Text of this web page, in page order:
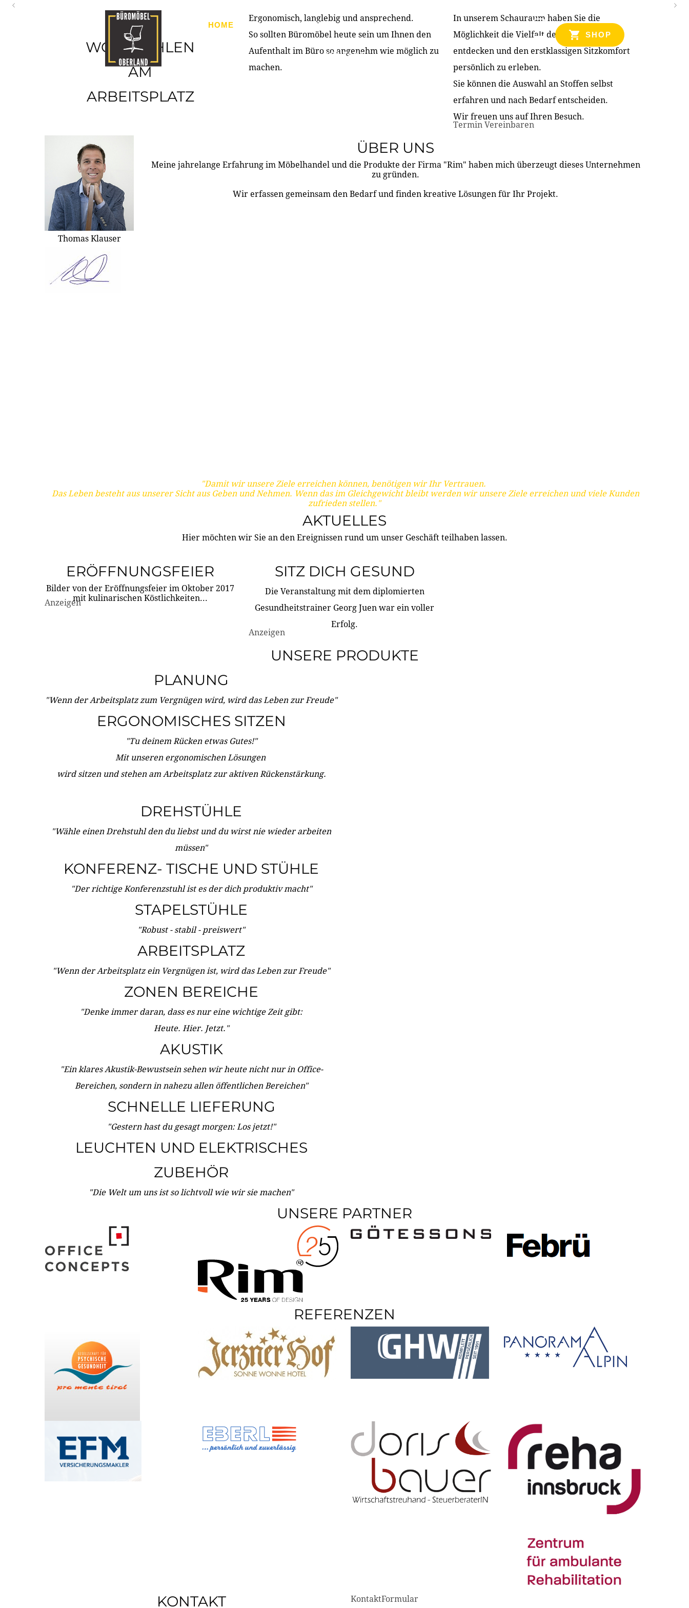
HOME PRODUKTE ÜBER UNS PARTNER & REFERENZEN
KONTAKT
SHOP
WOHLFÜHLEN
AM
ARBEITSPLATZ
Ergonomisch, langlebig und ansprechend.
So sollten Büromöbel heute sein um Ihnen den
Aufenthalt im Büro so angenehm wie möglich zu
machen.
In unserem Schauraum haben Sie die
Möglichkeit die Vielfalt der Produkte zu
entdecken und den erstklassigen Sitzkomfort
persönlich zu erleben.
Sie können die Auswahl an Stoffen selbst
erfahren und nach Bedarf entscheiden.
Wir freuen uns auf Ihren Besuch.
Termin Vereinbaren
Thomas Klauser
ÜBER UNS
Meine jahrelange Erfahrung im Möbelhandel und die Produkte der Firma "Rim" haben mich überzeugt dieses Unternehmen
zu gründen.
Wir erfassen gemeinsam den Bedarf und finden kreative Lösungen für Ihr Projekt.
"Damit wir unsere Ziele erreichen können, benötigen wir Ihr Vertrauen.
Das Leben besteht aus unserer Sicht aus Geben und Nehmen. Wenn das im Gleichgewicht bleibt werden wir unsere Ziele erreichen und viele Kunden
zufrieden stellen."
AKTUELLES
Hier möchten wir Sie an den Ereignissen rund um unser Geschäft teilhaben lassen.
ERÖFFNUNGSFEIER
Bilder von der Eröffnungsfeier im Oktober 2017
mit kulinarischen Köstlichkeiten...
Anzeigen
SITZ DICH GESUND
Die Veranstaltung mit dem diplomierten
Gesundheitstrainer Georg Juen war ein voller
Erfolg.
Anzeigen
UNSERE PRODUKTE
PLANUNG
"Wenn der Arbeitsplatz zum Vergnügen wird, wird das Leben zur Freude"
ERGONOMISCHES SITZEN
"Tu deinem Rücken etwas Gutes!"
Mit unseren ergonomischen Lösungen
wird sitzen und stehen am Arbeitsplatz zur aktiven Rückenstärkung.
DREHSTÜHLE
"Wähle einen Drehstuhl den du liebst und du wirst nie wieder arbeiten
müssen"
KONFERENZ- TISCHE UND STÜHLE
"Der richtige Konferenzstuhl ist es der dich produktiv macht"
STAPELSTÜHLE
"Robust - stabil - preiswert"
ARBEITSPLATZ
"Wenn der Arbeitsplatz ein Vergnügen ist, wird das Leben zur Freude"
ZONEN BEREICHE
"Denke immer daran, dass es nur eine wichtige Zeit gibt:
Heute. Hier. Jetzt."
AKUSTIK
"Ein klares Akustik-Bewustsein sehen wir heute nicht nur in Office-
Bereichen, sondern in nahezu allen öffentlichen Bereichen"
SCHNELLE LIEFERUNG
"Gestern hast du gesagt morgen: Los jetzt!"
LEUCHTEN UND ELEKTRISCHES
ZUBEHÖR
"Die Welt um uns ist so lichtvoll wie wir sie machen"
UNSERE PARTNER
REFERENZEN
KONTAKT KontaktFormular